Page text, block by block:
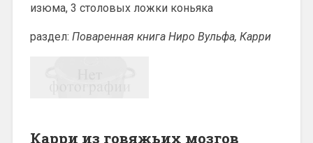
изюма, 3 столовых ложки коньяка
раздел: Поваренная книга Ниро Вульфа, Карри
Карри из говяжьих мозгов